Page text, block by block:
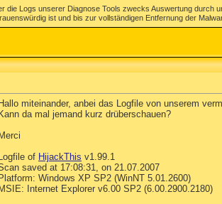
Logs unserer Diagnose Tools zwecks Auswertung
ist und bis zur vollständigen Entfernung der
Hallo miteinander, anbei das Logfile von unserem
Kann da mal jemand kurz drüberschauen?
Merci
Logfile of HijackThis v1.99.1
saved at 17:08:31, on 21.07.2007
Platform: Windows XP SP2 (WinNT 5.01.2600)
MSIE: Internet Explorer v6.00 SP2 (6.00.2900.2180)